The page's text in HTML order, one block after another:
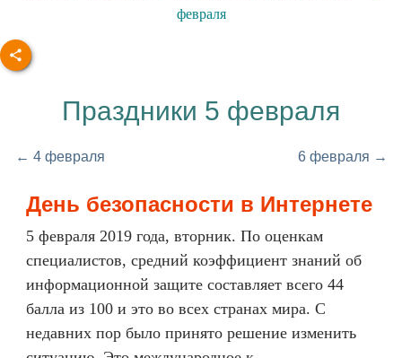
февраля
Праздники 5 февраля
← 4 февраля 6 февраля →
День безопасности в Интернете
5 февраля 2019 года, вторник. По оценкам
специалистов, средний коэффициент знаний об
информационной защите составляет всего 44
балла из 100 и это во всех странах мира. С
недавних пор было принято решение изменить